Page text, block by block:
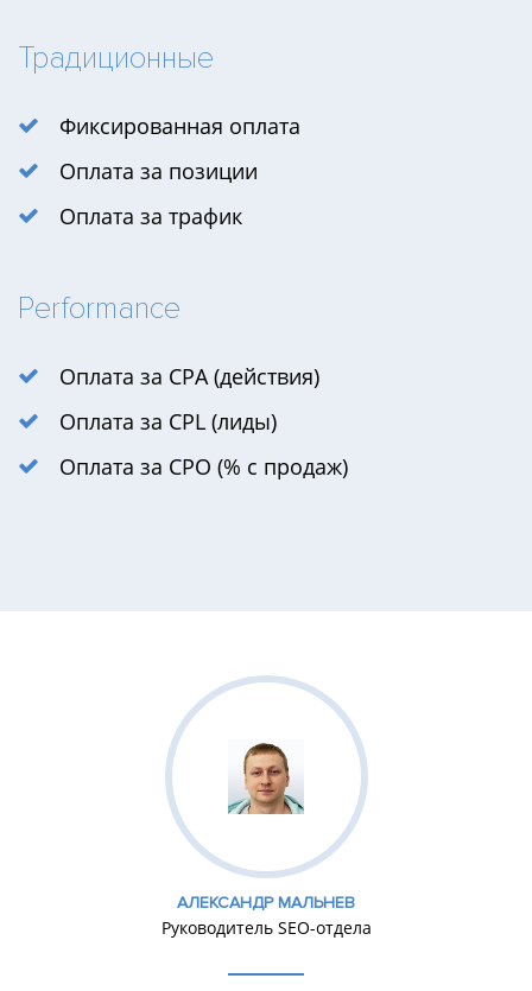
Традиционные
Фиксированная оплата
Оплата за позиции
Оплата за трафик
Performance
Оплата за CPA (действия)
Оплата за CPL (лиды)
Оплата за CPO (% с продаж)
АЛЕКСАНДР МАЛЬНЕВ
Руководитель SEO-отдела